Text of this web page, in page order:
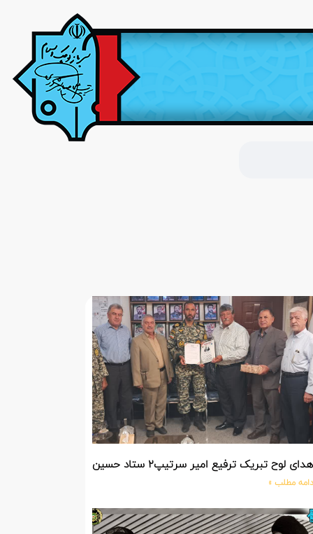
لوح تبریک ترفیع امیر سرتیپ۲ ستاد حسین صادق زاده فرمانده تیپ ۲۵ واکنش سریع شهید آبگون نزاجا مستقر در تبریز
مطلب »